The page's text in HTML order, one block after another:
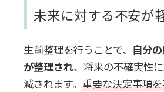
未来に対する不安が
生前整理を行うことで、 自分
が整理され、将来の不確実性
減されます。 重要な決定事項